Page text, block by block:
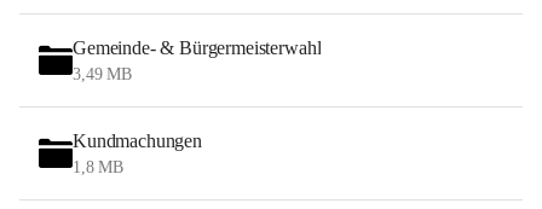
Gemeinde- & Bürgermeisterwahl
3,49 MB
Kundmachungen
1,8 MB